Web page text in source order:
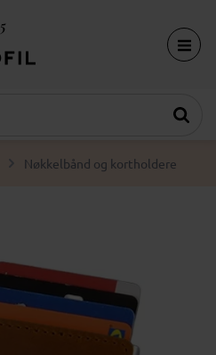
Nøkkelbånd og kortholdere